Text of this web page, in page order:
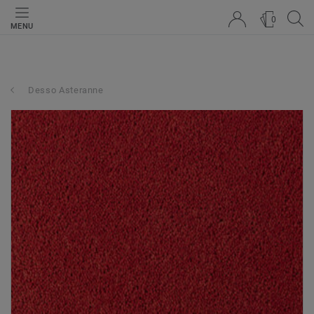
MENU
0
Desso Asteranne